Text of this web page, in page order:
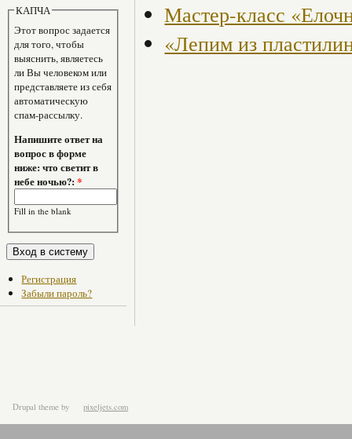
КАПЧА
Этот вопрос задается
для того, чтобы
выяснить, являетесь
ли Вы человеком или
представляете из себя
автоматическую
спам-рассылку.
Напишите ответ на
вопрос в форме
ниже: что светит в
небе ночью?:*
Fill in the blank
Регистрация
Забыли пароль?
Мастер-класс
«Лепим из
Drupal theme by pixeljets.com